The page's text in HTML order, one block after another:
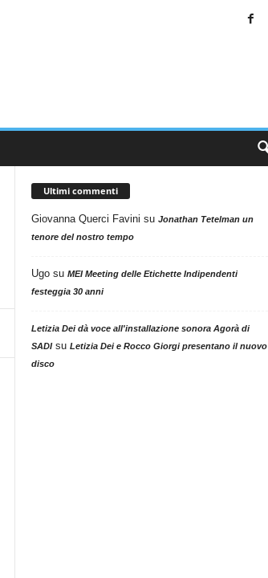
Ultimi commenti
Giovanna Querci Favini su Jonathan Tetelman un
tenore del nostro tempo
Ugosu MEI Meeting delle Etichette Indipendenti
festeggia 30 anni
Letizia Dei dà voce all'installazione sonora Agorà di
SADIsu Letizia Dei e Rocco Giorgi presentano il nuovo
disco